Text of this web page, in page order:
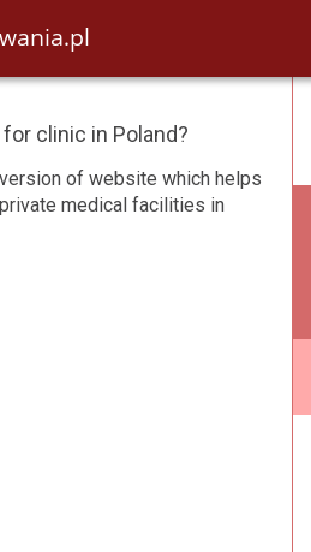
clinic in Poland?
of website which helps
medical facilities in